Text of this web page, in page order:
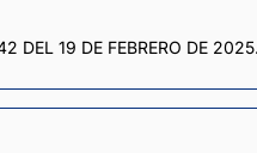
DEL 19 DE FEBRERO DE